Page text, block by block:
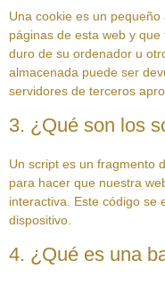
Una cookie es un
páginas de esta web y
duro de su ordenador u
almacenada puede ser
servidores de terceros
3. ¿Qué son los
Un script es un fragmento
para hacer que nuestra
interactiva. Este código se
dispositivo.
4. ¿Qué es una